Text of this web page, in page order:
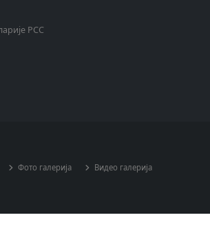
РСС
Фото галерија Видео галерија